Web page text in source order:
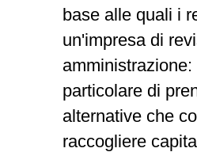
base alle quali i
un'impresa di
particolare di
alternative che
raccogliere